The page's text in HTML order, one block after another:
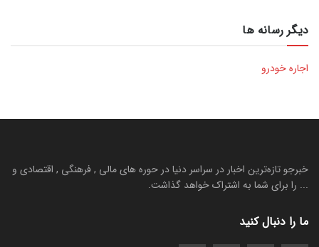
دیگر رسانه ها
اجاره خودرو
خبرجو تازه‌ترین اخبار در سراسر دنیا در حوره های مالی , فرهنگی , اقتصادی و
... را برای شما به اشتراک خواهد گذاشت.
ما را دنبال کنید